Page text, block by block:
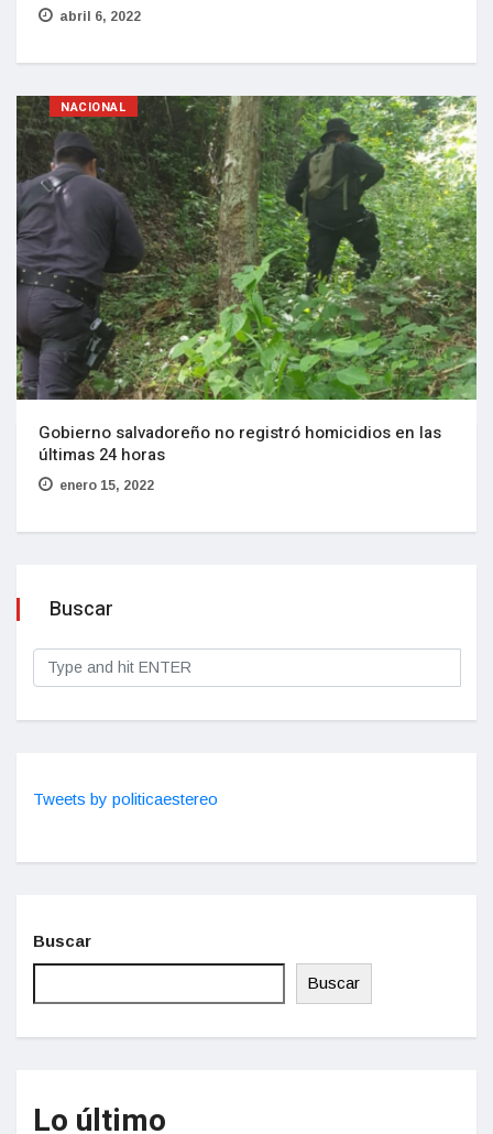
abril 6, 2022
NACIONAL
Gobierno salvadoreño no registró homicidios en las
últimas 24 horas
enero 15, 2022
Buscar
Tweets by politicaestereo
Buscar
Buscar
Lo último